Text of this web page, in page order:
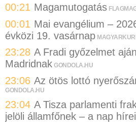
00:21 Magamutogatás
00:01 Mai evangélium –
évközi 19. vasárnap
23:28 A Fradi győzelmet
Madridnak GONDOLA.HU
23:06 Az ötös lottó
GONDOLA.HU
23:04 A Tisza parlamenti
jelöli államfőnek – a nap hírei